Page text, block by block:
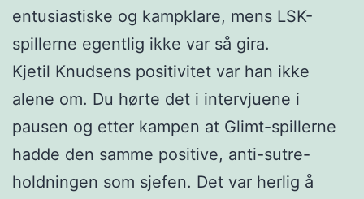
entusiastiske og kampklare, mens LSK-
spillerne egentlig ikke var så gira.
Kjetil Knudsens positivitet var han ikke
alene om. Du hørte det i intervjuene i
pausen og etter kampen at Glimt-spillerne
hadde den samme positive, anti-sutre-
holdningen som sjefen. Det var herlig å